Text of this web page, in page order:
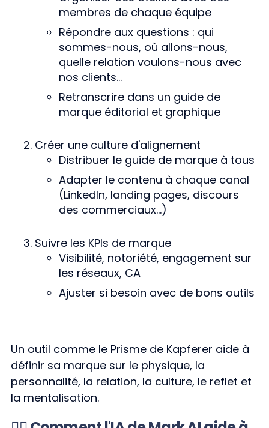
membres de chaque équipe
Répondre aux questions : qui
sommes-nous, où allons-nous,
quelle relation voulons-nous avec
nos clients...
Retranscrire dans un guide de
marque éditorial et graphique
Créer une culture d'alignement
Distribuer le guide de marque à tous
Adapter le contenu à chaque canal
(LinkedIn, landing pages, discours
des commerciaux...)
Suivre les KPIs de marque
Visibilité, notoriété, engagement sur
les réseaux, CA
Ajuster si besoin avec de bons outils
Un outil comme le Prisme de Kapferer aide à
définir sa marque sur le physique, la
personnalité, la relation, la culture, le reflet et
la mentalisation.